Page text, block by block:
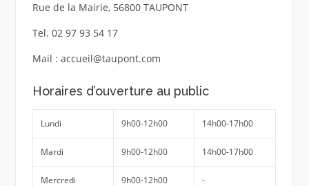
Rue de la Mairie, 56800 TAUPONT
Tel. 02 97 93 54 17
Mail : accueil@taupont.com
Horaires d’ouverture au public
Lundi 9h00-12h00 14h00-17h00
Mardi 9h00-12h00 14h00-17h00
Mercredi 9h00-12h00 -